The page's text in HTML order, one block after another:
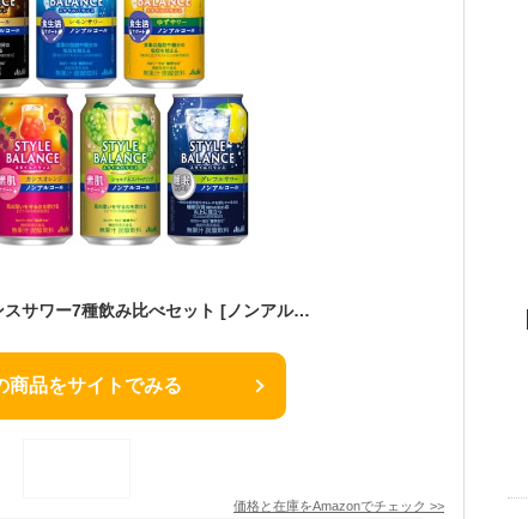
アサヒスタイルバランスサワー7種飲み比べセット [ノンアルコール 350ml×20本 ] 缶 ボックス無し
商品をサイトでみる
価格と在庫をAmazonでチェック >>